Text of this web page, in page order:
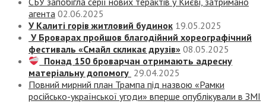
агента 02.06.2025
У Калиті горів житловий будинок 19.05.2025
У Броварах пройшов благодійний хореографічний
фестиваль «Смайл скликає друзів» 08.05.2025
Понад 150 броварчан отримають адресну
матеріальну допомогу 29.04.2025
Повний мирний план Трампа під назвою «‎Рамки
російсько-української угоди» вперше опублікували в ЗМІ